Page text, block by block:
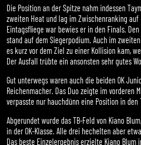
Die Position an der Spitze nahm indessen
zweiten Heat und lag im Zwischenranking auf
Eintagsfliege war bewies er in den Finals.
stand auf dem Siegerpodium. Auch im
es kurz vor dem Ziel zu einer Kollision kam,
Der Ausfall trübte ein ansonsten sehr gutes
Gut unterwegs waren auch die beiden OK
Reichenmacher. Das Duo zeigte im vorderen
verpasste nur hauchdünn eine Position in den
Abgerundet wurde das TB-Feld von Kiano
in der OK-Klasse. Alle drei hechelten aber
Das beste Einzelergebnis erzielte Kiano